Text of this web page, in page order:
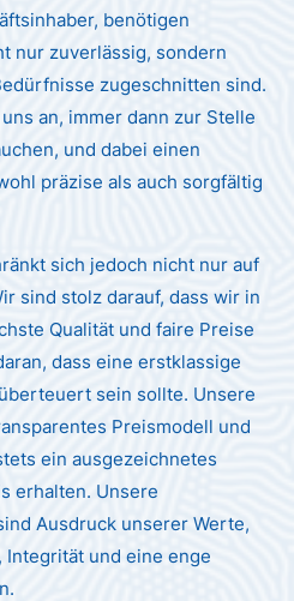
benötigen
nur zuverlässig, sondern
zugeschnitten sind.
an, immer dann zur Stelle
und dabei einen
präzise als auch sorgfältig
sich jedoch nicht nur auf
sind stolz darauf, dass wir in
Qualität und faire Preise
dass eine erstklassige
sein sollte. Unsere
Preismodell und
ein ausgezeichnetes
erhalten. Unsere
Ausdruck unserer Werte,
und eine enge